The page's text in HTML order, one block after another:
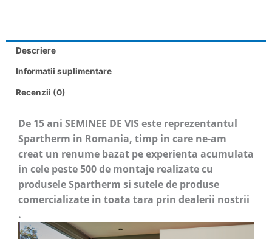
Descriere
Informatii suplimentare
Recenzii (0)
De 15 ani SEMINEE DE VIS este reprezentantul
Spartherm in Romania, timp in care ne-am
creat un renume bazat pe experienta acumulata
in cele peste 500 de montaje realizate cu
produsele Spartherm si sutele de produse
comercializate in toata tara prin dealerii nostrii
.